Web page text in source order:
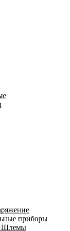
приборы
Шлемы